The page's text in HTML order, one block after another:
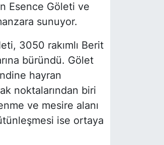
Esence Göleti ve
sunuyor.
3050 rakımlı Berit
büründü. Gölet
hayran
noktalarından biri
ve mesire alanı
ise ortaya